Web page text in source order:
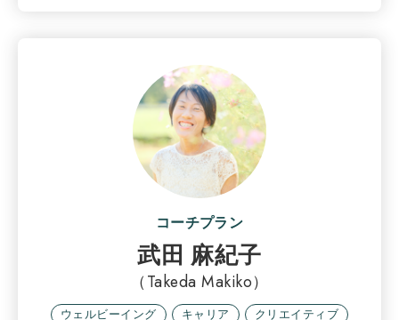
コーチプラン
武田 麻紀子
（Takeda Makiko）
ウェルビーイング キャリア
クリエイティブ